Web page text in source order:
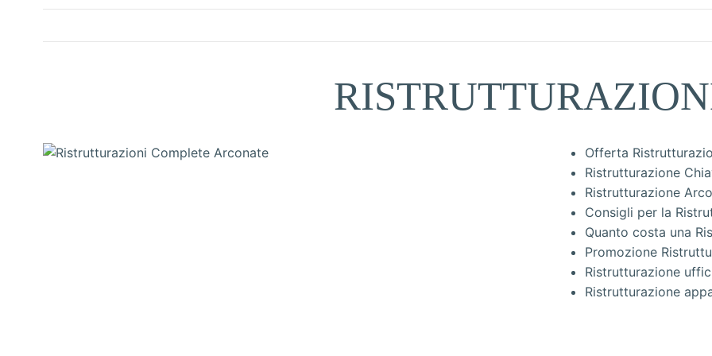
Offerta
Ristrutturazione
Ristrutturazione
Consigli per la
Quanto costa una
Promozione
Ristrutturazione
Ristrutturazione